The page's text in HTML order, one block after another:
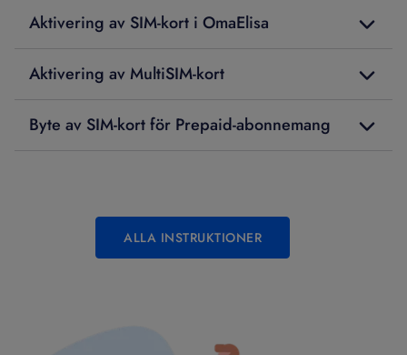
Aktivering av SIM-kort i OmaElisa
Aktivering av MultiSIM-kort
Byte av SIM‑kort för Prepaid‑abonnemang
ALLA INSTRUKTIONER